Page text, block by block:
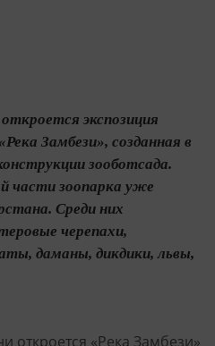
экспозиция
Замбези», созданная в
зооботсада.
части зоопарка уже
Среди них
черепахи,
даманы, дикдики, львы,